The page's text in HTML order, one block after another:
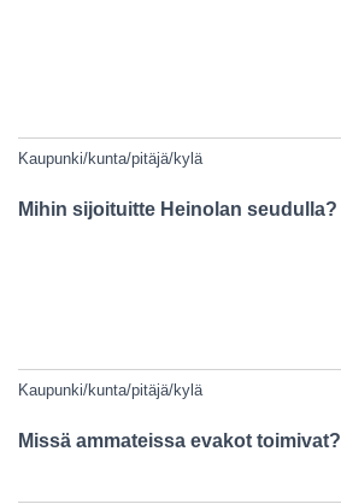
Kaupunki/kunta/pitäjä/kylä
Mihin sijoituitte Heinolan seudulla?
Kaupunki/kunta/pitäjä/kylä
Missä ammateissa evakot toimivat?